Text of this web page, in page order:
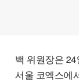
백 위원장은
서울 코엑스에